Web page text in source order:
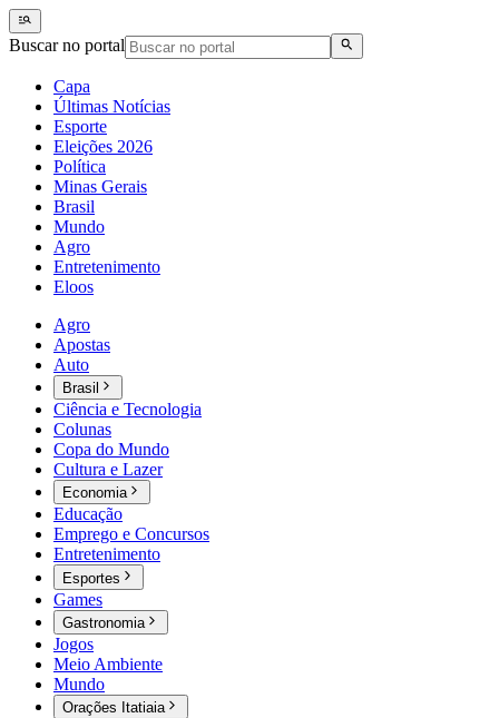
Buscar no portal
Capa
Últimas Notícias
Esporte
Eleições 2026
Política
Minas Gerais
Brasil
Mundo
Agro
Entretenimento
Eloos
Agro
Apostas
Auto
Brasil
Ciência e Tecnologia
Colunas
Copa do Mundo
Cultura e Lazer
Economia
Educação
Emprego e Concursos
Entretenimento
Esportes
Games
Gastronomia
Jogos
Meio Ambiente
Mundo
Orações Itatiaia